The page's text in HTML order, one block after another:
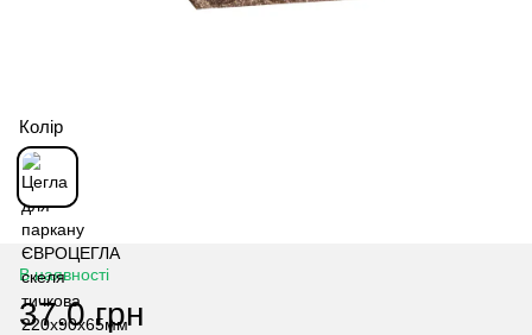
Колір
В наявності
37.0 грн